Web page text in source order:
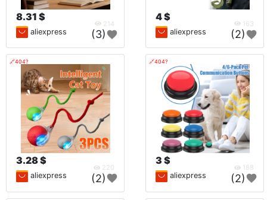
8.31 $
214
aliexpress (3)
4 $
163
aliexpress (2)
🔗404?
3.28 $
220
aliexpress (2)
🔗404?
3 $
188
aliexpress (2)